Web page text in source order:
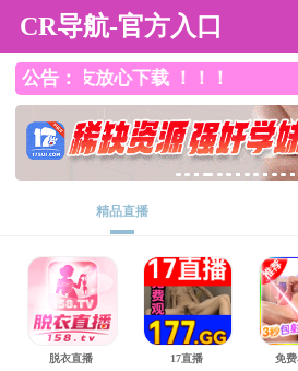
羞羞漫画 - 免费最新
科学研究
当前位置: